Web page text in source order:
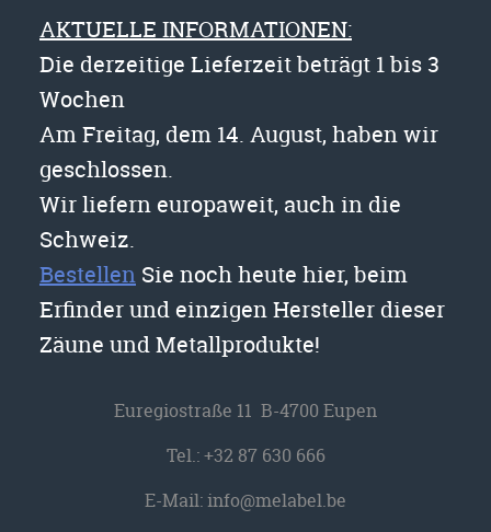
AKTUELLE INFORMATIONEN:
Die derzeitige Lieferzeit beträgt 1 bis 3
Wochen
Am Freitag, dem 14. August, haben wir
geschlossen.
Wir liefern europaweit, auch in die
Schweiz.
Bestellen Sie noch heute hier, beim
Erfinder und einzigen Hersteller dieser
Zäune und Metallprodukte!
Euregiostraße 11 B-4700 Eupen
Tel.:+32 87 630 666
E-Mail:info@melabel.be